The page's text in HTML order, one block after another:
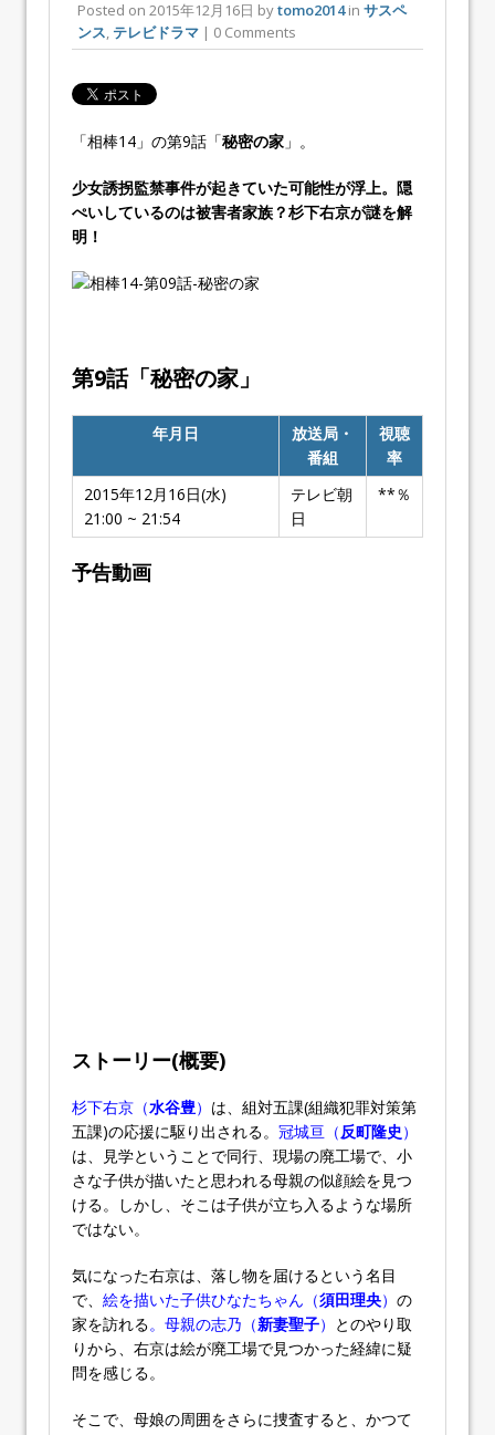
Posted on 2015年12月16日 bytomo2014in サスペ
ンス, テレビドラマ | 0 Comments
「相棒14」の第9話「秘密の家 」。
少女誘拐監禁事件が起きていた可能性が浮上。隠
ぺいしているのは被害者家族？杉下右京が謎を解
明！
第9話「秘密の家 」
年月日
放送局・
番組
視聴
率
2015年12月16日(水)
21:00 ~ 21:54
テレビ朝
日
**％
予告動画
ストーリー(概要)
杉下右京（水谷豊） は、組対五課(組織犯罪対策第
五課)の応援に駆り出される。 冠城亘（反町隆史）
は、見学ということで同行、現場の廃工場で、小
さな子供が描いたと思われる母親の似顔絵を見つ
ける。しかし、そこは子供が立ち入るような場所
ではない。
気になった右京は、落し物を届けるという名目
で、 絵を描いた子供ひなたちゃん（須田理央） の
家を訪れる。母親の志乃（新妻聖子） とのやり取
りから、右京は絵が廃工場で見つかった経緯に疑
問を感じる。
そこで、母娘の周囲をさらに捜査すると、かつて